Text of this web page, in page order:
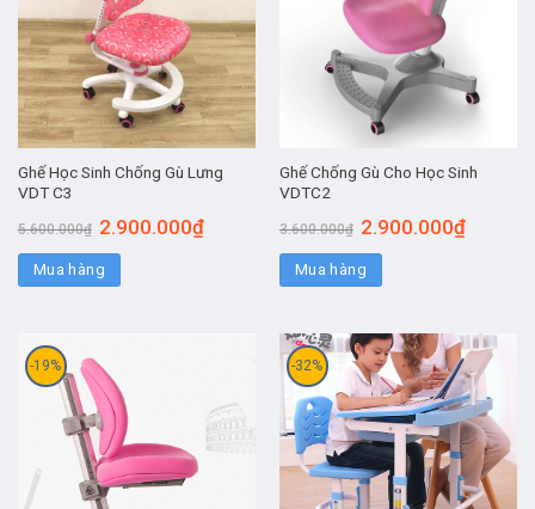
Ghế Học Sinh Chống Gù Lưng
VDT C3
5.600.000₫ 2.900.000₫
Mua hàng
Ghế Chống Gù Cho Học Sinh
VDTC2
3.600.000₫ 2.900.000₫
Mua hàng
-19% -32%